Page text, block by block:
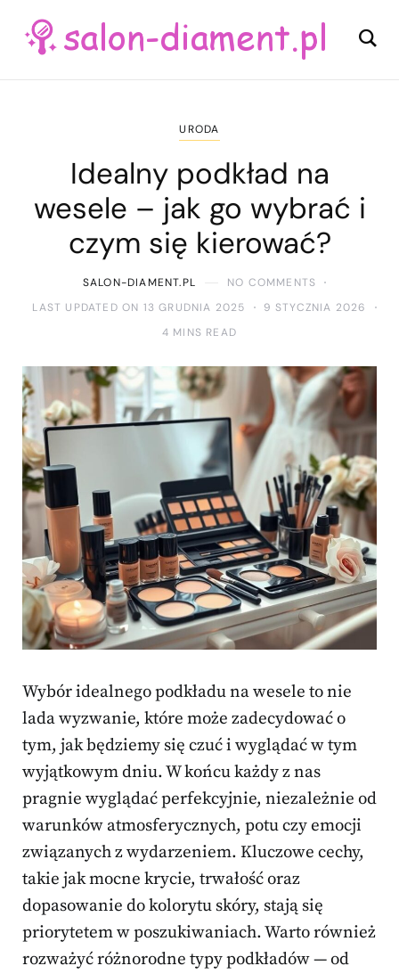
URODA
Idealny podkład na
wesele – jak go wybrać i
czym się kierować?
SALON-DIAMENT.PL
NO COMMENTS
LAST UPDATED ON 13 GRUDNIA 2025
9 STYCZNIA 2026
4 MINS READ
Wybór idealnego podkładu na wesele to nie
lada wyzwanie, które może zadecydować o
tym, jak będziemy się czuć i wyglądać w tym
wyjątkowym dniu. W końcu każdy z nas
pragnie wyglądać perfekcyjnie, niezależnie od
warunków atmosferycznych, potu czy emocji
związanych z wydarzeniem. Kluczowe cechy,
takie jak mocne krycie, trwałość oraz
dopasowanie do kolorytu skóry, stają się
priorytetem w poszukiwaniach. Warto również
rozważyć różnorodne typy podkładów — od